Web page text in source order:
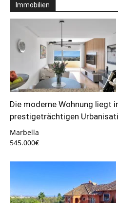
Immobilien
Die moderne Wohnung liegt
prestigeträchtigen
Marbella
545.000€